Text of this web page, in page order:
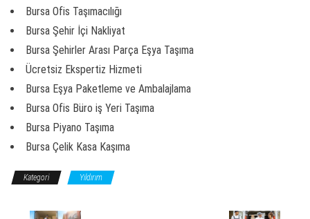
Bursa Ofis Taşımacılığı
Bursa Şehir İçi Nakliyat
Bursa Şehirler Arası Parça Eşya Taşıma
Ücretsiz Ekspertiz Hizmeti
Bursa Eşya Paketleme ve Ambalajlama
Bursa Ofis Büro iş Yeri Taşıma
Bursa Piyano Taşıma
Bursa Çelik Kasa Kaşıma
Kategori Yıldırım